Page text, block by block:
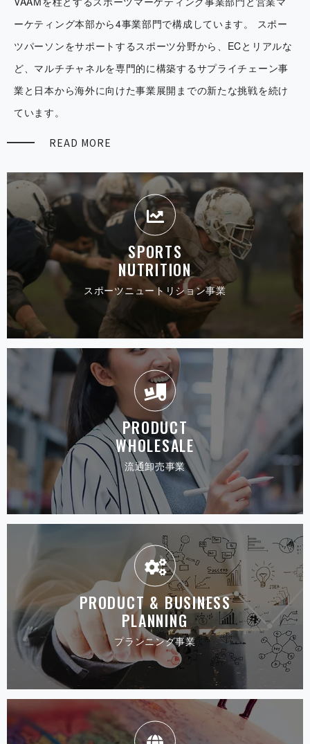
ーケティング本部から4事業部門で構成しています。
スポー
ツパーソンをサポートするスポーツ分野から、ECとリアルな
ど、マルチチャネルを専門的に構築するサプライチェーン事
業と日本から海外に向けた事業展開までの新たな挑戦を続け
ています。
READ MORE
SPORTS
NUTRITION
スポーツニュートリシ ョ ン 事 業
PRODUCT
WHOLESALE
流通 卸 売 事 業
PRODUCT & BUSINESS
PLANNING
プランニ ン グ 事 業